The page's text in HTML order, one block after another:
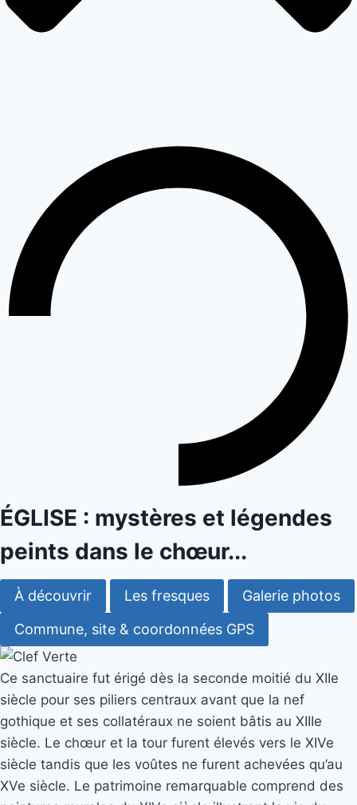
ÉGLISE : mystères et légendes
peints dans le chœur...
À découvrir Les fresques Galerie photos
Commune, site & coordonnées GPS
Ce sanctuaire fut érigé dès la seconde moitié du XIIe
siècle pour ses piliers centraux avant que la nef
gothique et ses collatéraux ne soient bâtis au XIIIe
siècle. Le chœur et la tour furent élevés vers le XIVe
siècle tandis que les voûtes ne furent achevées qu’au
XVe siècle. Le patrimoine remarquable comprend des